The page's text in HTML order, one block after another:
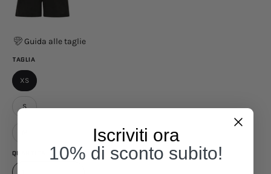
Guida alle taglie
TAGLIA
XS
S
QUANTITÀ
Iscriviti ora
10% di sconto subito!